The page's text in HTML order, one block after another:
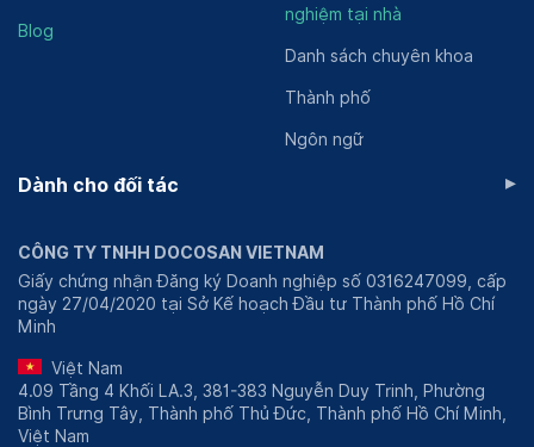
Blog
nghiệm tại nhà
Danh sách chuyên khoa
Thành phố
Ngôn ngữ
Dành cho đối tác ▸
CÔNG TY TNHH DOCOSAN VIETNAM
Giấy chứng nhận Đăng ký Doanh nghiệp số 0316247099, cấp
ngày 27/04/2020 tại Sở Kế hoạch Đầu tư Thành phố Hồ Chí
Minh
Việt Nam
4.09 Tầng 4 Khối LA.3, 381-383 Nguyễn Duy Trinh, Phường
Bình Trưng Tây, Thành phố Thủ Đức, Thành phố Hồ Chí Minh,
Việt Nam